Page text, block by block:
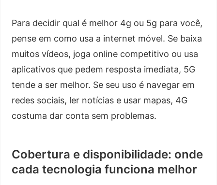
Para decidir qual é melhor 4g ou 5g para você,
pense em como usa a internet móvel. Se baixa
muitos vídeos, joga online competitivo ou usa
aplicativos que pedem resposta imediata, 5G
tende a ser melhor. Se seu uso é navegar em
redes sociais, ler notícias e usar mapas, 4G
costuma dar conta sem problemas.
Cobertura e disponibilidade: onde
cada tecnologia funciona melhor